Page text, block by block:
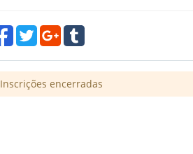
Inscrições encerradas